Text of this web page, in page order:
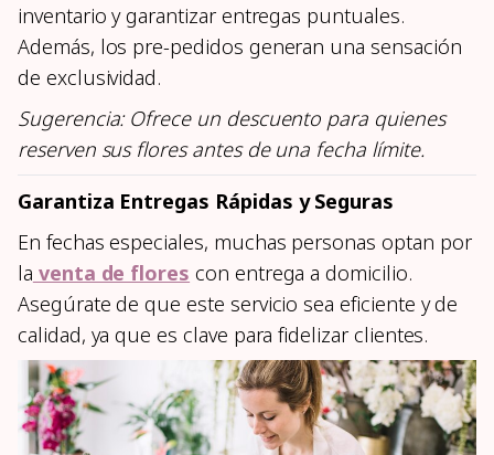
inventario y garantizar entregas puntuales.
Además, los pre-pedidos generan una sensación
de exclusividad.
Sugerencia: Ofrece un descuento para quienes
reserven sus flores antes de una fecha límite.
Garantiza Entregas Rápidas y Seguras
En fechas especiales, muchas personas optan por
la venta de flores con entrega a domicilio.
Asegúrate de que este servicio sea eficiente y de
calidad, ya que es clave para fidelizar clientes.